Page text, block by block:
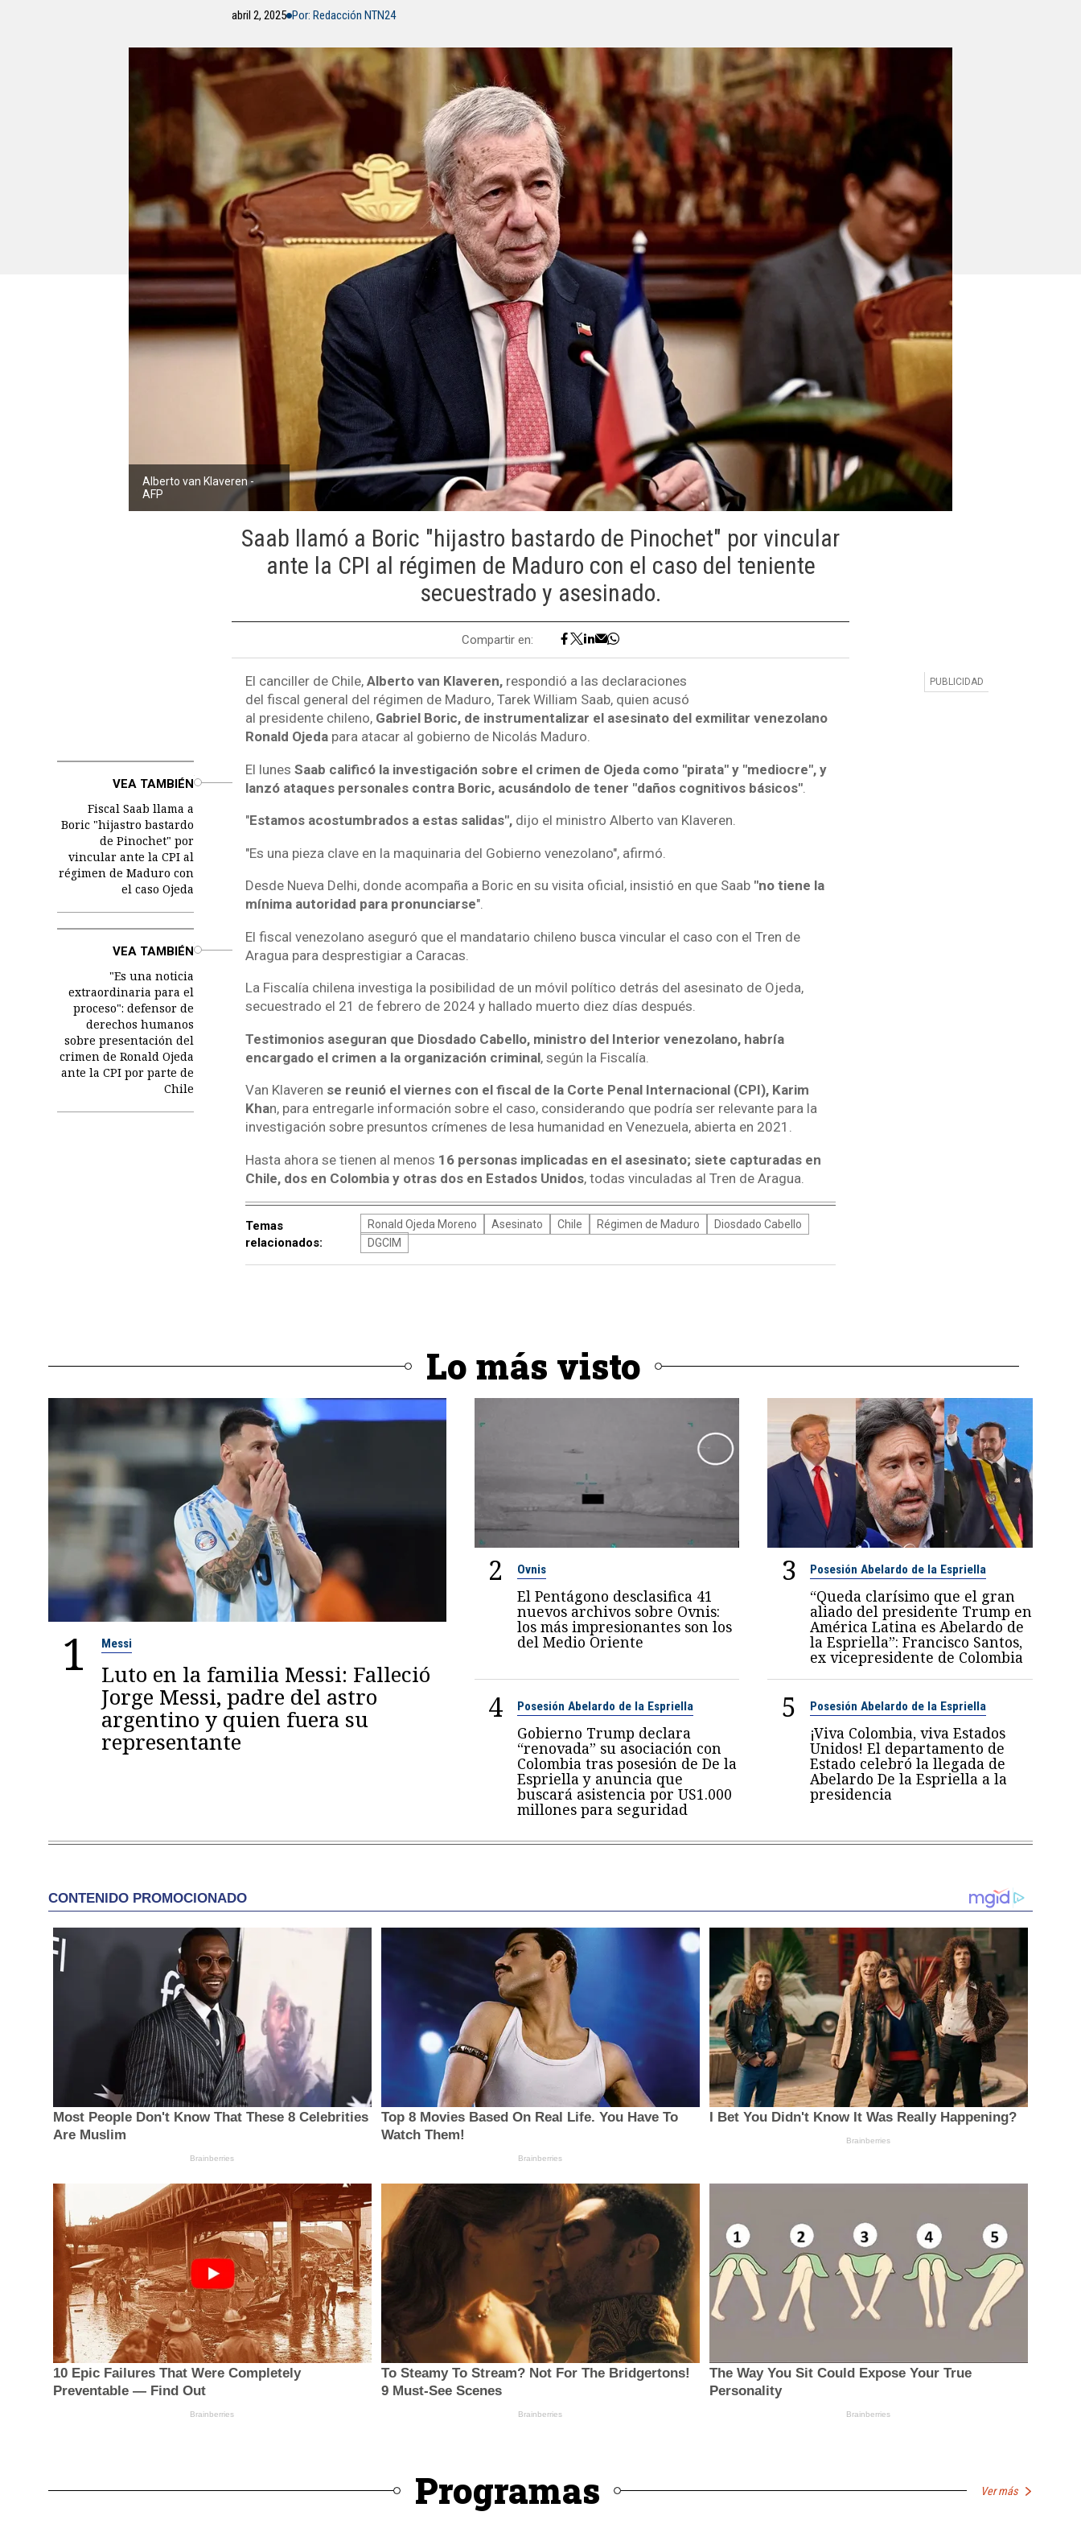
abril 2, 2025 Por: Redacción NTN24
Alberto van Klaveren -
AFP
Saab llamó a Boric "hijastro bastardo de Pinochet" por vincular
ante la CPI al régimen de Maduro con el caso del teniente
secuestrado y asesinado.
Compartir en:
El canciller de Chile, Alberto van Klaveren,respondió a las declaraciones
del fiscal general del régimen de Maduro, Tarek William Saab, quien acusó
al presidente chileno, Gabriel Boric, de instrumentalizar el asesinato del exmilitar venezolano
Ronald Ojedapara atacar al gobierno de Nicolás Maduro.
VEA TAMBIÉN
Fiscal Saab llama a
Boric "hijastro bastardo
de Pinochet" por
vincular ante la CPI al
régimen de Maduro con
el caso Ojeda
El lunes Saab calificó la investigación sobre el crimen de Ojeda como "pirata" y "mediocre", y
lanzó ataques personales contra Boric, acusándolo de tener "daños cognitivos básicos".
"Estamos acostumbrados a estas salidas",dijo el ministro Alberto van Klaveren.
"Es una pieza clave en la maquinaria del Gobierno venezolano", afirmó.
Desde Nueva Delhi, donde acompaña a Boric en su visita oficial, insistió en que Saab "no tiene la
mínima autoridad para pronunciarse".
VEA TAMBIÉN
"Es una noticia
extraordinaria para el
proceso": defensor de
derechos humanos
sobre presentación del
crimen de Ronald Ojeda
ante la CPI por parte de
Chile
El fiscal venezolano aseguró que el mandatario chileno busca vincular el caso con el Tren de
Aragua para desprestigiar a Caracas.
La Fiscalía chilena investiga la posibilidad de un móvil político detrás del asesinato de Ojeda,
secuestrado el 21 de febrero de 2024 y hallado muerto diez días después.
Testimonios aseguran que Diosdado Cabello, ministro del Interior venezolano, habría
encargado el crimen a la organización criminal, según la Fiscalía.
Van Klaveren se reunió el viernes con el fiscal de la Corte Penal Internacional (CPI), Karim
Khan, para entregarle información sobre el caso, considerando que podría ser relevante para la
investigación sobre presuntos crímenes de lesa humanidad en Venezuela, abierta en 2021.
Hasta ahora se tienen al menos 16 personas implicadas en el asesinato; siete capturadas en
Chile, dos en Colombia y otras dos en Estados Unidos, todas vinculadas al Tren de Aragua.
Temas
relacionados:
Ronald Ojeda Moreno Asesinato Chile Régimen de Maduro
Diosdado Cabello
DGCIM
Lo más visto
1 Messi
Luto en la familia Messi: Falleció
Jorge Messi, padre del astro
argentino y quien fuera su
representante
2 Ovnis
El Pentágono desclasifica 41
nuevos archivos sobre Ovnis:
los más impresionantes son los
del Medio Oriente
3 Posesión Abelardo de la Espriella
“Queda clarísimo que el gran
aliado del presidente Trump en
América Latina es Abelardo de
la Espriella”: Francisco Santos,
ex vicepresidente de Colombia
4 Posesión Abelardo de la Espriella
Gobierno Trump declara
“renovada” su asociación con
Colombia tras posesión de De la
Espriella y anuncia que
buscará asistencia por US1.000
millones para seguridad
5 Posesión Abelardo de la Espriella
¡Viva Colombia, viva Estados
Unidos! El departamento de
Estado celebró la llegada de
Abelardo De la Espriella a la
presidencia
Programas Ver más